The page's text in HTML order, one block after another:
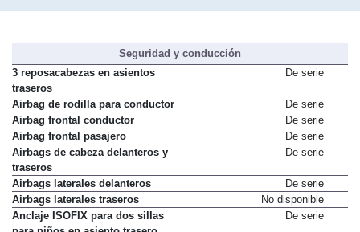
Seguridad y conducción
3 reposacabezas en asientos
traseros
De serie
Airbag de rodilla para conductor
De serie
Airbag frontal conductor
De serie
Airbag frontal pasajero
De serie
Airbags de cabeza delanteros y
traseros
De serie
Airbags laterales delanteros
De serie
Airbags laterales traseros
No disponible
Anclaje ISOFIX para dos sillas
De serie